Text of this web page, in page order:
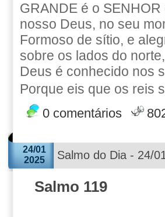
GRANDE é o
nosso Deus, no seu
Formoso de sítio, e
sobre os lados do
Deus é conhecido nos
Porque eis que os reis
0 comentários
24/01
2025
Salmo do Dia - 24/
Salmo 119